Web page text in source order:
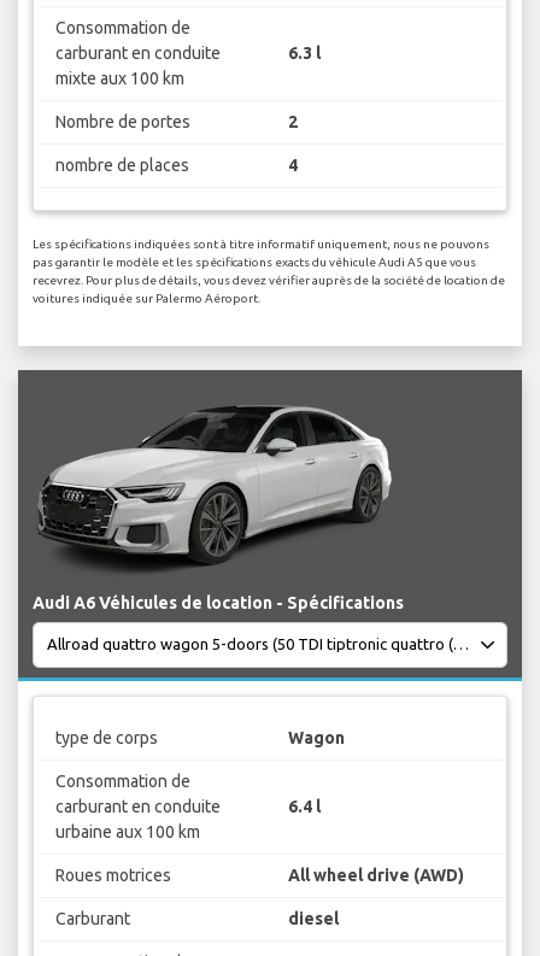
Consommation de
carburant en conduite
mixte aux 100 km
6.3 l
Nombre de portes 2
nombre de places 4
Les spécifications indiquées sont à titre informatif uniquement, nous ne pouvons
pas garantir le modèle et les spécifications exacts du véhicule Audi A5 que vous
recevrez. Pour plus de détails, vous devez vérifier auprès de la société de location de
voitures indiquée sur Palermo Aéroport.
Audi A6 Véhicules de location - Spécifications
type de corps Wagon
Consommation de
carburant en conduite
urbaine aux 100 km
6.4 l
Roues motrices All wheel drive (AWD)
Carburant diesel